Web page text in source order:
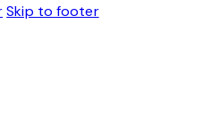
Skip to footer